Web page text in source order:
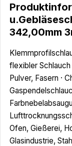
342,00mm
flexibler
Pulver, Fasern ·
Ofen, Gießerei,
Glasindustrie,